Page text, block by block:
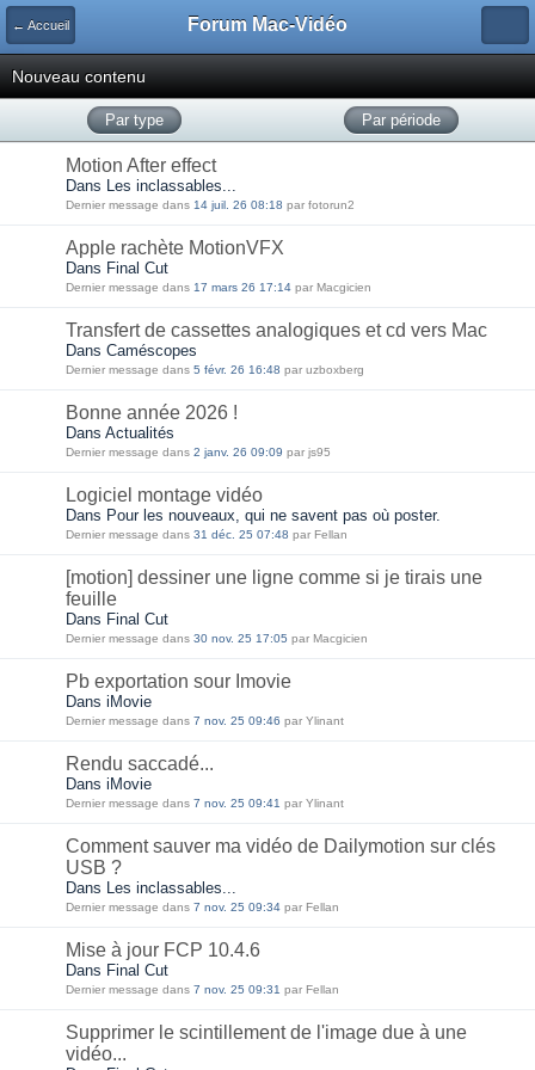
← Accueil Forum Mac-Vidéo
Nouveau contenu
Par type Par période
Motion After effect
Dans Les inclassables...
Dernier message dans 14 juil. 26 08:18 par fotorun2
Apple rachète MotionVFX
Dans Final Cut
Dernier message dans 17 mars 26 17:14 par Macgicien
Transfert de cassettes analogiques et cd vers Mac
Dans Caméscopes
Dernier message dans 5 févr. 26 16:48 par uzboxberg
Bonne année 2026 !
Dans Actualités
Dernier message dans 2 janv. 26 09:09 par js95
Logiciel montage vidéo
Dans Pour les nouveaux, qui ne savent pas où poster.
Dernier message dans 31 déc. 25 07:48 par Fellan
[motion] dessiner une ligne comme si je tirais une
feuille
Dans Final Cut
Dernier message dans 30 nov. 25 17:05 par Macgicien
Pb exportation sour Imovie
Dans iMovie
Dernier message dans 7 nov. 25 09:46 par Ylinant
Rendu saccadé...
Dans iMovie
Dernier message dans 7 nov. 25 09:41 par Ylinant
Comment sauver ma vidéo de Dailymotion sur clés
USB ?
Dans Les inclassables...
Dernier message dans 7 nov. 25 09:34 par Fellan
Mise à jour FCP 10.4.6
Dans Final Cut
Dernier message dans 7 nov. 25 09:31 par Fellan
Supprimer le scintillement de l'image due à une
vidéo...